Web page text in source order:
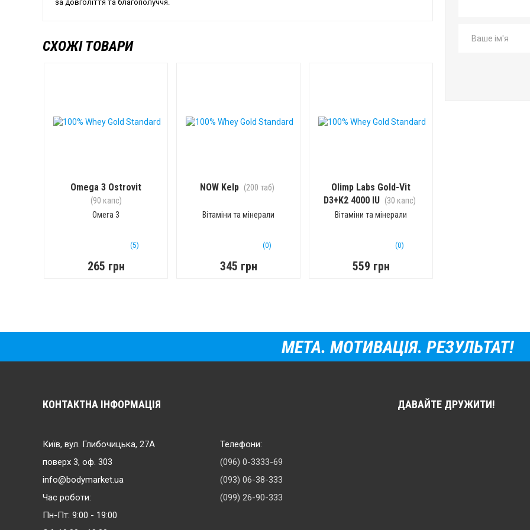
за довголіття та благополуччя.
СХОЖІ ТОВАРИ
Omega 3 Ostrovit
(90 капс)
Омега 3
(5)
265 грн
NOW Kelp (200 таб)
Вітаміни та мінерали
(0)
345 грн
Olimp Labs Gold-Vit
D3+K2 4000 IU (30 капс)
Вітаміни та мінерали
(0)
559 грн
МЕТА. МОТИВАЦІЯ. РЕЗУЛЬТАТ!
КОНТАКТНА ІНФОРМАЦІЯ
Київ, вул. Глибочицька, 27А
поверх 3, оф. 303
info@bodymarket.ua
Час роботи:
Пн-Пт: 9:00 - 19:00
Телефони:
(096) 0-3333-69
(093) 06-38-333
(099) 26-90-333
ДАВАЙТЕ ДРУЖИТИ!